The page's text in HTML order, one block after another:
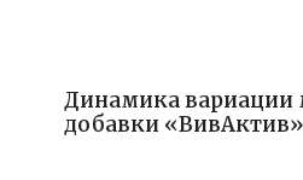
Динамика вариации
добавки «ВивАктив»